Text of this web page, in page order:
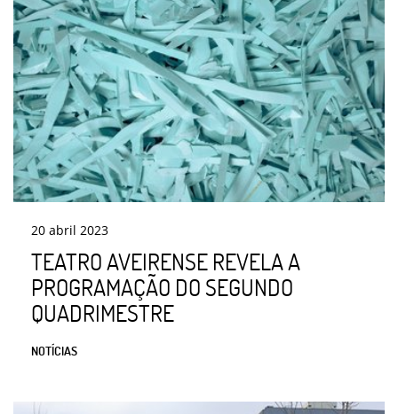
20 abril 2023
TEATRO AVEIRENSE REVELA A
PROGRAMAÇÃO DO SEGUNDO
QUADRIMESTRE
NOTÍCIAS